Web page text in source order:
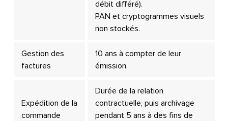
débit différé).
PAN et cryptogrammes visuels
non stockés.
Gestion des
factures
10 ans à compter de leur
émission.
Expédition de la
commande
Durée de la relation
contractuelle, puis archivage
pendant 5 ans à des fins de